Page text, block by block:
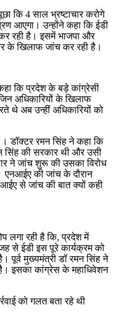
कि 4 साल भ्रष्टाचार करोगे
आएगा। उन्होंने कहा कि ईडी
कर रही है। इसमें भाजपा और
के खिलाफ जांच कर रही है।
कि प्रदेश के बड़े कांग्रेसी
अधिकारियों के खिलाफ
थे अब उन्हीं अधिकारियों को
डॉक्टर रमन सिंह ने कहा कि
सिंह की सरकार थी और उसी
ने जांच शुरू की उसका विरोध
की जांच के दौरान
से जांच की बात क्यों कही
लगा रही है कि, प्रदेश में
से ईडी इस पूरे कार्यक्रम को
पूर्व मुख्यमंत्री डॉ रमन सिंह ने
इसका कांग्रेस के महाधिवेशन
को गलत बता रहे थी